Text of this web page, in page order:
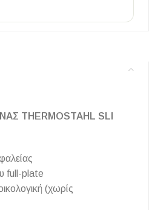
THERMOSTAHL SLI
full-plate
(χωρίς